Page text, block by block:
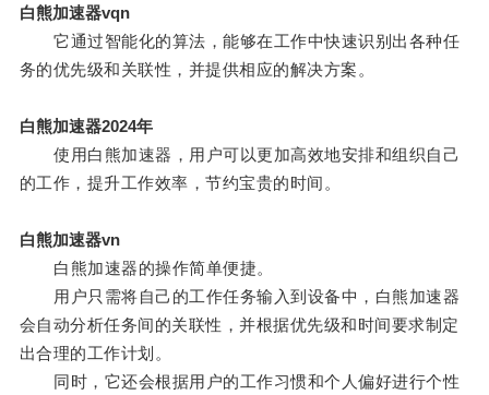
白熊加速器vqn
它通过智能化的算法，能够在工作中快速识别出各种任
务的优先级和关联性，并提供相应的解决方案。
白熊加速器2024年
使用白熊加速器，用户可以更加高效地安排和组织自己
的工作，提升工作效率，节约宝贵的时间。
白熊加速器vn
白熊加速器的操作简单便捷。
用户只需将自己的工作任务输入到设备中，白熊加速器
会自动分析任务间的关联性，并根据优先级和时间要求制定
出合理的工作计划。
同时，它还会根据用户的工作习惯和个人偏好进行个性